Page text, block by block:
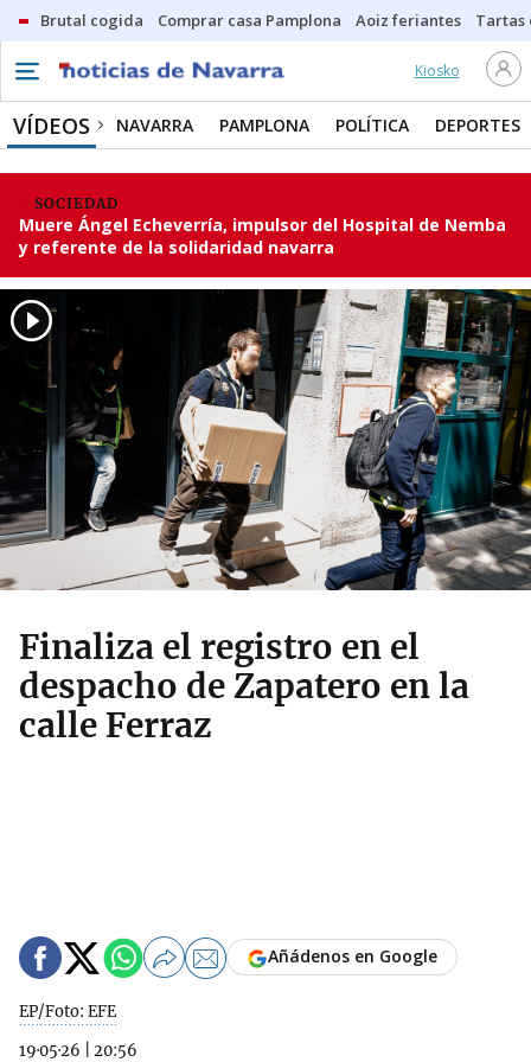
Brutal cogida Comprar casa Pamplona Aoiz feriantes Tartas
Kiosko
VÍDEOS NAVARRA PAMPLONA POLÍTICA DEPORTES
SOCIEDAD
Muere Ángel Echeverría, impulsor del Hospital de Nemba
y referente de la solidaridad navarra
Finaliza el registro en el
despacho de Zapatero en la
calle Ferraz
EP/Foto: EFE
19·05·26
20:56
Añádenos en Google